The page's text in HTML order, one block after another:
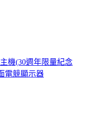
機(30週年限量紀念
電競顯示器